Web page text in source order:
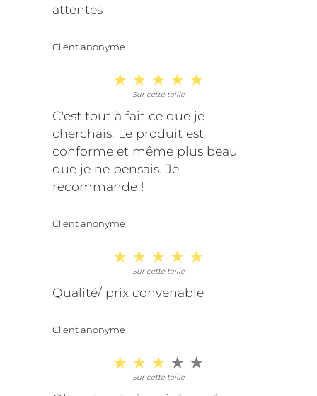
attentes
Client anonyme
Sur cette taille
C'est tout à fait ce que je
cherchais. Le produit est
conforme et même plus beau
que je ne pensais. Je
recommande !
Client anonyme
Sur cette taille
Qualité/ prix convenable
Client anonyme
Sur cette taille